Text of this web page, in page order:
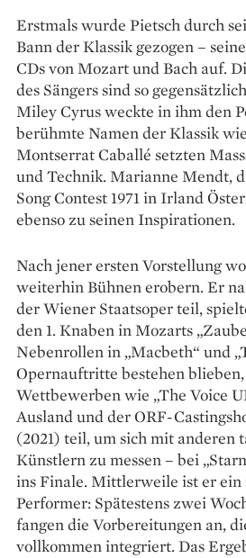
Erstmals wurde Pietsch durch
Bann der Klassik gezogen –
CDs von Mozart und Bach auf.
des Sängers sind so
Miley Cyrus ­weckte in ihm den
berühmte Namen der Klassik
Montserrat Caballé setzten
und Technik. Marianne Mendt,
Song Contest 1971 in Irland
ebenso zu seinen Inspirationen.
Nach jener ersten Vorstellung
weiterhin Bühnen erobern. Er
der Wiener Staatsoper teil,
den 1. Knaben in Mozarts
Nebenrollen in „Macbeth“ und
Opernauftritte bestehen
Wettbewerben wie „The Voice
Ausland und der ORF-
(2021) teil, um sich mit anderen
Künstlern zu messen – bei
ins Finale. Mittlerweile ist er
Performer: Spätestens zwei
fangen die Vorbereitungen an,
vollkommen integriert. Das